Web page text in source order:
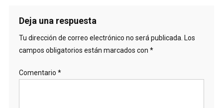
Deja una respuesta
Tu dirección de correo electrónico no será publicada. Los
campos obligatorios están marcados con *
Comentario *